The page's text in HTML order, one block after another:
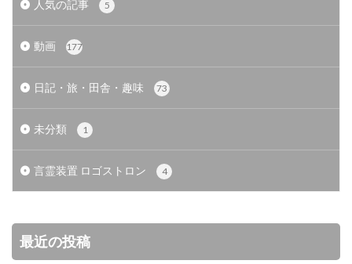
人気の記事 5
動画 177
日記・旅・田舎・趣味 73
未分類 1
言霊装置 ロゴストロン 4
最近の投稿